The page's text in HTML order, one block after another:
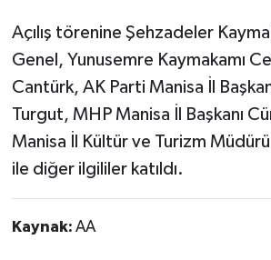
Açılış törenine Şehzadeler
Genel, Yunusemre Kaymakamı
Cantürk, AK Parti Manisa İl
Turgut, MHP Manisa İl Başkanı
Manisa İl Kültür ve Turizm
ile diğer ilgililer katıldı.
Kaynak: AA